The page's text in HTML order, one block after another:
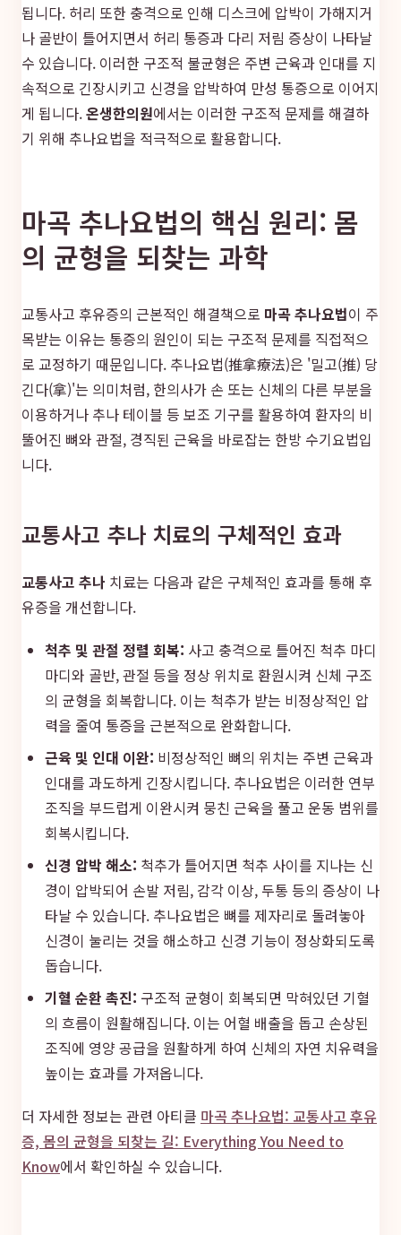
됩니다. 허리 또한 충격으로 인해 디스크에 압박이 가해지거
나 골반이 틀어지면서 허리 통증과 다리 저림 증상이 나타날
수 있습니다. 이러한 구조적 불균형은 주변 근육과 인대를 지
속적으로 긴장시키고 신경을 압박하여 만성 통증으로 이어지
게 됩니다.온생한의원에서는 이러한 구조적 문제를 해결하
기 위해 추나요법을 적극적으로 활용합니다.
마곡 추나요법의 핵심 원리: 몸
의 균형을 되찾는 과학
교통사고 후유증의 근본적인 해결책으로 마곡 추나요법이 주
목받는 이유는 통증의 원인이 되는 구조적 문제를 직접적으
로 교정하기 때문입니다. 추나요법(推拿療法)은 '밀고(推) 당
긴다(拿)'는 의미처럼, 한의사가 손 또는 신체의 다른 부분을
이용하거나 추나 테이블 등 보조 기구를 활용하여 환자의 비
뚤어진 뼈와 관절, 경직된 근육을 바로잡는 한방 수기요법입
니다.
교통사고 추나 치료의 구체적인 효과
교통사고 추나 치료는 다음과 같은 구체적인 효과를 통해 후
유증을 개선합니다.
척추 및 관절 정렬 회복: 사고 충격으로 틀어진 척추 마디
마디와 골반, 관절 등을 정상 위치로 환원시켜 신체 구조
의 균형을 회복합니다. 이는 척추가 받는 비정상적인 압
력을 줄여 통증을 근본적으로 완화합니다.
근육 및 인대 이완: 비정상적인 뼈의 위치는 주변 근육과
인대를 과도하게 긴장시킵니다. 추나요법은 이러한 연부
조직을 부드럽게 이완시켜 뭉친 근육을 풀고 운동 범위를
회복시킵니다.
신경 압박 해소: 척추가 틀어지면 척추 사이를 지나는 신
경이 압박되어 손발 저림, 감각 이상, 두통 등의 증상이 나
타날 수 있습니다. 추나요법은 뼈를 제자리로 돌려놓아
신경이 눌리는 것을 해소하고 신경 기능이 정상화되도록
돕습니다.
기혈 순환 촉진: 구조적 균형이 회복되면 막혀있던 기혈
의 흐름이 원활해집니다. 이는 어혈 배출을 돕고 손상된
조직에 영양 공급을 원활하게 하여 신체의 자연 치유력을
높이는 효과를 가져옵니다.
더 자세한 정보는 관련 아티클 마곡 추나요법: 교통사고 후유
증, 몸의 균형을 되찾는 길: Everything You Need to
Know에서 확인하실 수 있습니다.